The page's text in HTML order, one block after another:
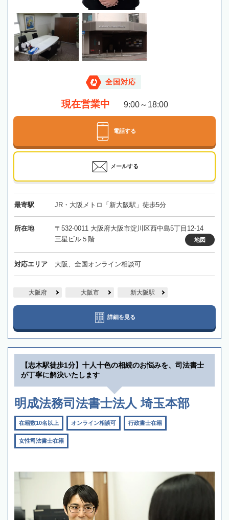
全国対応
現在営業中 9:00～18:00
電話する
メールする
最寄駅 JR・大阪メトロ「新大阪駅」徒歩5分
所在地
〒532-0011 大阪府大阪市淀川区西中島5丁目12-14
三星ビル５階
地図
対応エリア 大阪、全国オンライン相談可
大阪府 大阪市 新大阪駅
詳細を見る
【志木駅徒歩1分】十人十色の相続のお悩みを、司法書士
が丁寧に解決いたします
明成法務司法書士法人 埼玉本部
在籍数10名以上 オンライン相談可 行政書士在籍
女性司法書士在籍